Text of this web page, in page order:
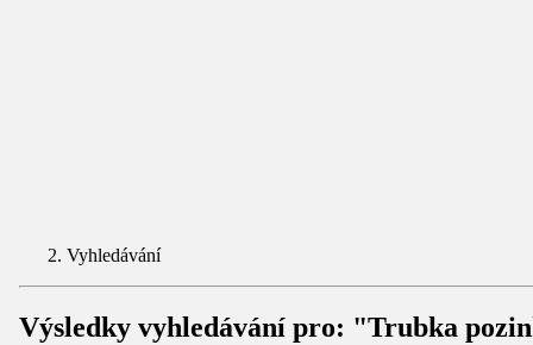
Vyhledávání
Výsledky vyhledávání pro: "Trubka